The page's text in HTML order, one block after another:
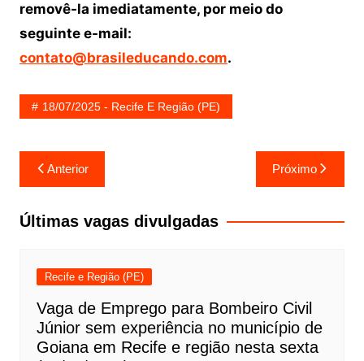
removê-la imediatamente, por meio do
seguinte e-mail:
contato@brasileducando.com.
18/07/2025 - Recife E Região (PE)
Navegação
de
Post
Anterior Próximo
Últimas vagas divulgadas
Recife e Região (PE)
Vaga de Emprego para Bombeiro Civil
Júnior sem experiência no município de
Goiana em Recife e região nesta sexta